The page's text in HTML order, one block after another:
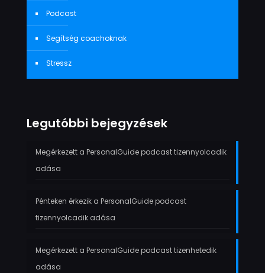
Podcast
Segítség coachoknak
Stressz
Legutóbbi bejegyzések
Megérkezett a PersonalGuide podcast tizennyolcadik
adása
Pénteken érkezik a PersonalGuide podcast
tizennyolcadik adása
Megérkezett a PersonalGuide podcast tizenhetedik
adása